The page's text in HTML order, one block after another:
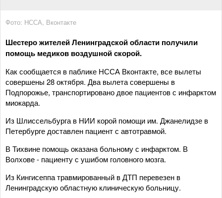
Фото: НССА, Вконтакте
Шестеро жителей Ленинградской области получили
помощь медиков воздушной скорой.
Как сообщается в паблике НССА Вконтакте, все вылеты
совершены 28 октября. Два вылета совершены в
Подпорожье, транспортировано двое пациентов с инфарктом
миокарда.
Из Шлиссельбурга в НИИ корой помощи им. Джанелидзе в
Петербурге доставлен пациент с автотравмой.
В Тихвине помощь оказана больному с инфарктом. В
Волхове - пациенту с ушибом головного мозга.
Из Кингисеппа травмированный в ДТП перевезен в
Ленинградскую областную клиническую больницу.